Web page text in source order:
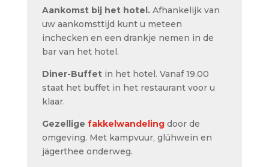
Aankomst bij het hotel. Afhankelijk van
uw aankomsttijd kunt u meteen
inchecken en een drankje nemen in de
bar van het hotel.
Diner-Buffetin het hotel. Vanaf 19.00
staat het buffet in het restaurant voor u
klaar.
Gezellige fakkelwandeling door de
omgeving. Met kampvuur, glühwein en
jägerthee onderweg.